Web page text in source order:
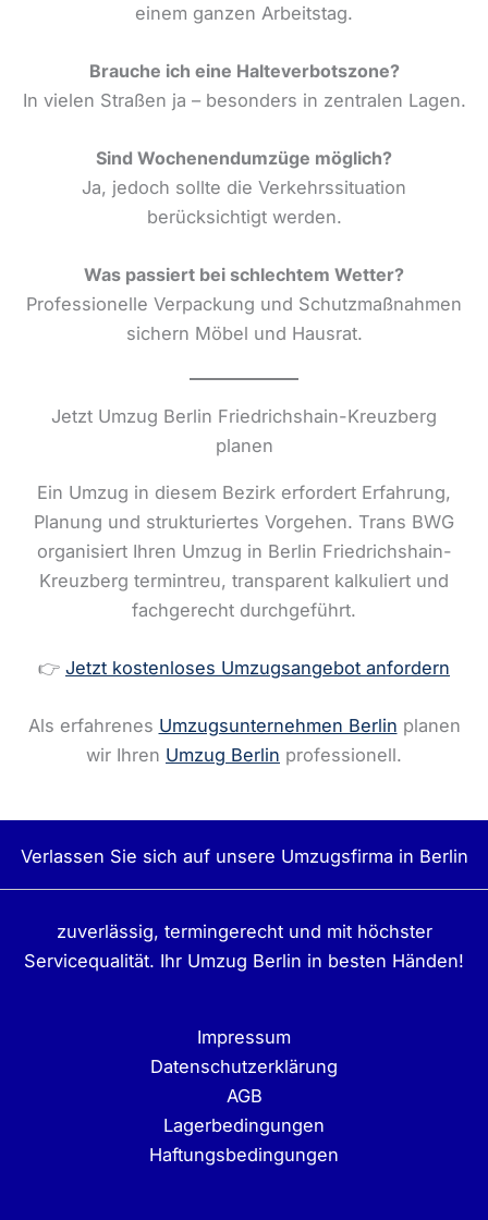
einem ganzen Arbeitstag.
Brauche ich eine Halteverbotszone?
In vielen Straßen ja – besonders in zentralen Lagen.
Sind Wochenendumzüge möglich?
Ja, jedoch sollte die Verkehrssituation
berücksichtigt werden.
Was passiert bei schlechtem Wetter?
Professionelle Verpackung und Schutzmaßnahmen
sichern Möbel und Hausrat.
Jetzt Umzug Berlin Friedrichshain-Kreuzberg
planen
Ein Umzug in diesem Bezirk erfordert Erfahrung,
Planung und strukturiertes Vorgehen. Trans BWG
organisiert Ihren Umzug in Berlin Friedrichshain-
Kreuzberg termintreu, transparent kalkuliert und
fachgerecht durchgeführt.
👉 Jetzt kostenloses Umzugsangebot anfordern
Als erfahrenes Umzugsunternehmen Berlin planen
wir Ihren Umzug Berlin professionell.
Verlassen Sie sich auf unsere Umzugsfirma in Berlin
zuverlässig, termingerecht und mit höchster
Servicequalität. Ihr Umzug Berlin in besten Händen!
Impressum
Datenschutzerklärung
AGB
Lagerbedingungen
Haftungsbedingungen